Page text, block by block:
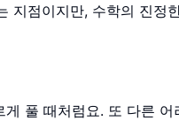
지점이지만, 수학의 진정
풀 때처럼요. 또 다른 어